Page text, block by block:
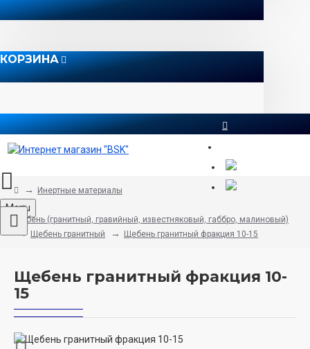
КОРЗИНА
Menu
Инертные материалы
Щебень (гранитный, гравийный, известняковый, габбро, малиновый)
Щебень гранитный
Щебень гранитный фракция 10-15
Щебень гранитный фракция 10-
15